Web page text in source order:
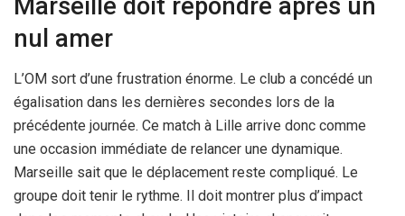
Marseille doit répondre après un
nul amer
L’OM sort d’une frustration énorme. Le club a concédé un
égalisation dans les dernières secondes lors de la
précédente journée. Ce match à Lille arrive donc comme
une occasion immédiate de relancer une dynamique.
Marseille sait que le déplacement reste compliqué. Le
groupe doit tenir le rythme. Il doit montrer plus d’impact